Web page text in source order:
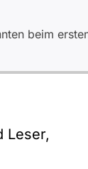
beim
Leser,